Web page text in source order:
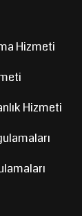
Hizmeti
Hizmeti